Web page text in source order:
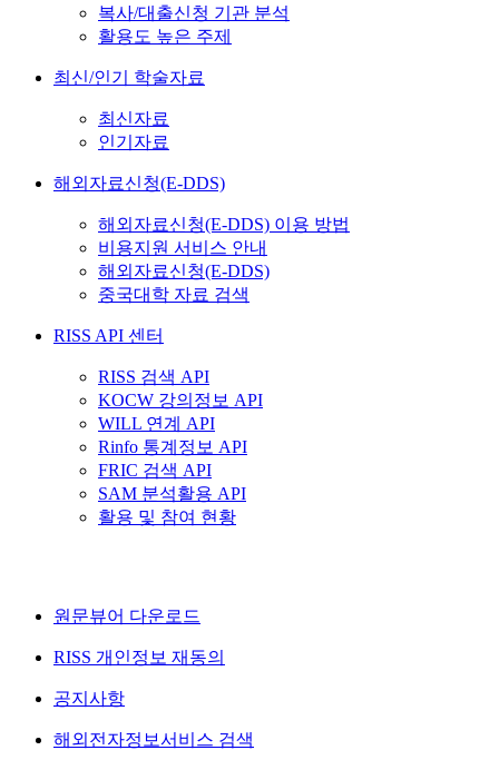
복사/대출신청 기관 분석
활용도 높은 주제
최신/인기 학술자료
최신자료
인기자료
해외자료신청(E-DDS)
해외자료신청(E-DDS) 이용 방법
비용지원 서비스 안내
해외자료신청(E-DDS)
중국대학 자료 검색
RISS API 센터
RISS 검색 API
KOCW 강의정보 API
WILL 연계 API
Rinfo 통계정보 API
FRIC 검색 API
SAM 분석활용 API
활용 및 참여 현황
원문뷰어 다운로드
RISS 개인정보 재동의
공지사항
해외전자정보서비스 검색